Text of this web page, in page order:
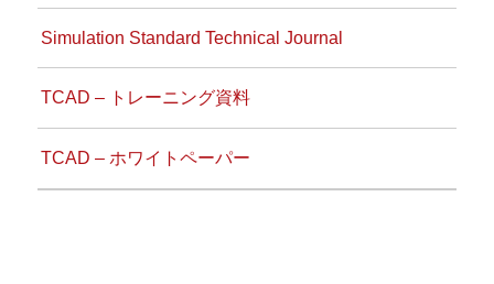
Simulation Standard Technical Journal
TCAD – トレーニング資料
TCAD – ホワイトペーパー